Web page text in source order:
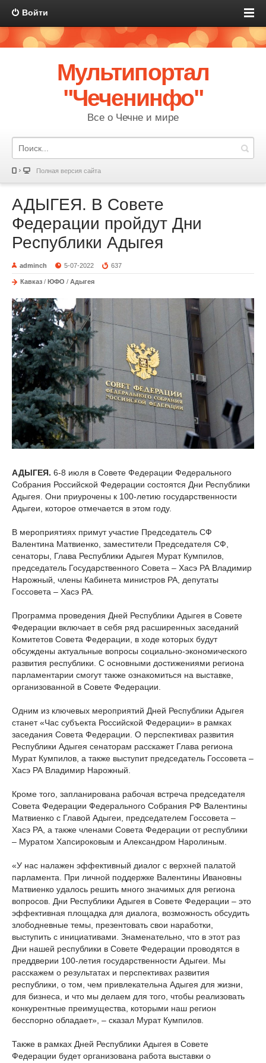
Войти
Мультипортал
"Чеченинфо"
Все о Чечне и мире
Полная версия сайта
АДЫГЕЯ. В Совете
Федерации пройдут Дни
Республики Адыгея
adminch 5-07-2022 637
Кавказ / ЮФО / Адыгея
АДЫГЕЯ. 6-8 июля в Совете Федерации Федерального
Собрания Российской Федерации состоятся Дни Республики
Адыгея. Они приурочены к 100-летию государственности
Адыгеи, которое отмечается в этом году.
В мероприятиях примут участие Председатель СФ
Валентина Матвиенко, заместители Председателя СФ,
сенаторы, Глава Республики Адыгея Мурат Кумпилов,
председатель Государственного Совета – Хасэ РА Владимир
Нарожный, члены Кабинета министров РА, депутаты
Госсовета – Хасэ РА.
Программа проведения Дней Республики Адыгея в Совете
Федерации включает в себя ряд расширенных заседаний
Комитетов Совета Федерации, в ходе которых будут
обсуждены актуальные вопросы социально-экономического
развития республики. С основными достижениями региона
парламентарии смогут также ознакомиться на выставке,
организованной в Совете Федерации.
Одним из ключевых мероприятий Дней Республики Адыгея
станет «Час субъекта Российской Федерации» в рамках
заседания Совета Федерации. О перспективах развития
Республики Адыгея сенаторам расскажет Глава региона
Мурат Кумпилов, а также выступит председатель Госсовета –
Хасэ РА Владимир Нарожный.
Кроме того, запланирована рабочая встреча председателя
Совета Федерации Федерального Собрания РФ Валентины
Матвиенко с Главой Адыгеи, председателем Госсовета –
Хасэ РА, а также членами Совета Федерации от республики
– Муратом Хапсироковым и Александром Наролиным.
«У нас налажен эффективный диалог с верхней палатой
парламента. При личной поддержке Валентины Ивановны
Матвиенко удалось решить много значимых для региона
вопросов. Дни Республики Адыгея в Совете Федерации – это
эффективная площадка для диалога, возможность обсудить
злободневные темы, презентовать свои наработки,
выступить с инициативами. Знаменательно, что в этот раз
Дни нашей республики в Совете Федерации проводятся в
преддверии 100-летия государственности Адыгеи. Мы
расскажем о результатах и перспективах развития
республики, о том, чем привлекательна Адыгея для жизни,
для бизнеса, и что мы делаем для того, чтобы реализовать
конкурентные преимущества, которыми наш регион
бесспорно обладает», – сказал Мурат Кумпилов.
Также в рамках Дней Республики Адыгея в Совете
Федерации будет организована работа выставки о